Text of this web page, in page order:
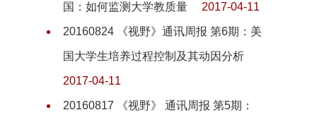
国：如何监测大学教质量 2017-04-11
20160824 《视野》通讯周报 第6期：美
国大学生培养过程控制及其动因分析
2017-04-11
20160817 《视野》 通讯周报 第5期：